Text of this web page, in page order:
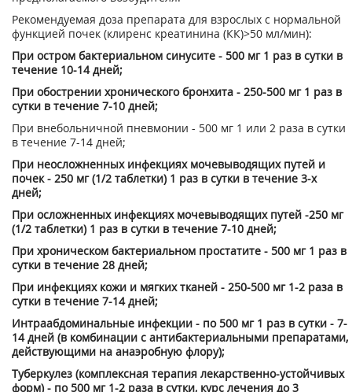
Рекомендуемая доза препарата для взрослых с нормальной
функцией почек (клиренс креатинина (КК)>50 мл/мин):
При остром бактериальном синусите - 500 мг 1 раз в сутки в
течение 10-14 дней;
При обострении хронического бронхита - 250-500 мг 1 раз в
сутки в течение 7-10 дней;
При внебольничной пневмонии - 500 мг 1 или 2 раза в сутки
в течение 7-14 дней;
При неосложненных инфекциях мочевыводящих путей и
почек - 250 мг (1/2 таблетки) 1 раз в сутки в течение 3-х
дней;
При осложненных инфекциях мочевыводящих путей -250 мг
(1/2 таблетки) 1 раз в сутки в течение 7-10 дней;
При хроническом бактериальном простатите - 500 мг 1 раз в
сутки в течение 28 дней;
При инфекциях кожи и мягких тканей - 250-500 мг 1-2 раза в
сутки в течение 7-14 дней;
Интраабдоминальные инфекции - по 500 мг 1 раз в сутки - 7-
14 дней (в комбинации с антибактериальными препаратами,
действующими на анаэробную флору);
Туберкулез (комплексная терапия лекарственно-устойчивых
форм) - по 500 мг 1-2 раза в сутки, курс лечения до 3